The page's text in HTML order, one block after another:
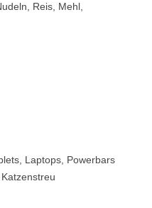
Reis, Mehl,
Laptops, Powerbars